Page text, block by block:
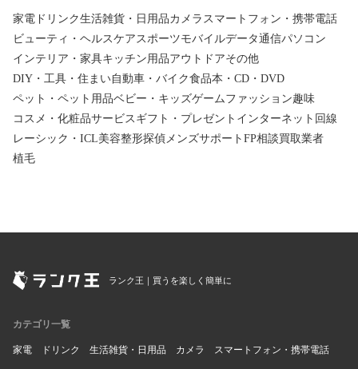
家電 ドリンク生活雑貨・日用品カメラ スマートフォン・携帯電話
ビューティ・ヘルスケア スポーツモバイルデータ通信パソコン
インテリア・家具キッチン用品アウトドアその他
DIY・工具・住まい自動車・バイク食品本・CD・DVD
ペット・ペット用品ベビー・キッズゲーム ファッション趣味
コスメ・化粧品サービス ギフト・プレゼント インターネット回線
レーシック・ICL美容整形探偵 メンズサポート FP相談買取業者
植毛
ランク王｜買うを楽しく簡単に
カテゴリ一覧
家電 ドリンク 生活雑貨・日用品 カメラ スマートフォン・携帯電話